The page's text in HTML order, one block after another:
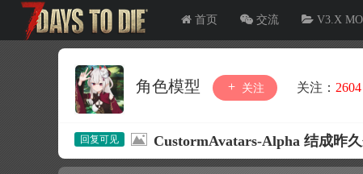
首页 交流 V3.X
角色模型 关注 关注： 2604
CustormAvatars-Alpha 结成昨